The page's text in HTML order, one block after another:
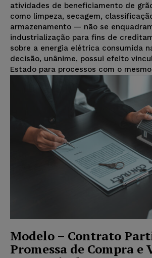
atividades de beneficiamento de
como limpeza, secagem,
armazenamento — não se
industrialização para fins de
sobre a energia elétrica consumida
decisão, unânime, possui efeito
Estado para processos com o
Modelo – Contrato
Promessa de Compra e